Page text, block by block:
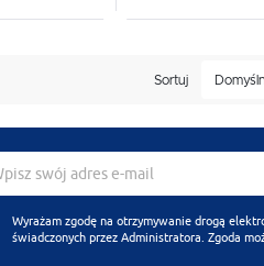
Sortuj
Wyrażam zgodę na otrzymywanie drogą
świadczonych przez Administratora. Zgoda